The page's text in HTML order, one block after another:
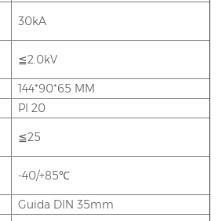
30kA
≦2.0kV
144*90*65 MM
PI 20
≦25
-40/+85℃
Guida DIN 35mm